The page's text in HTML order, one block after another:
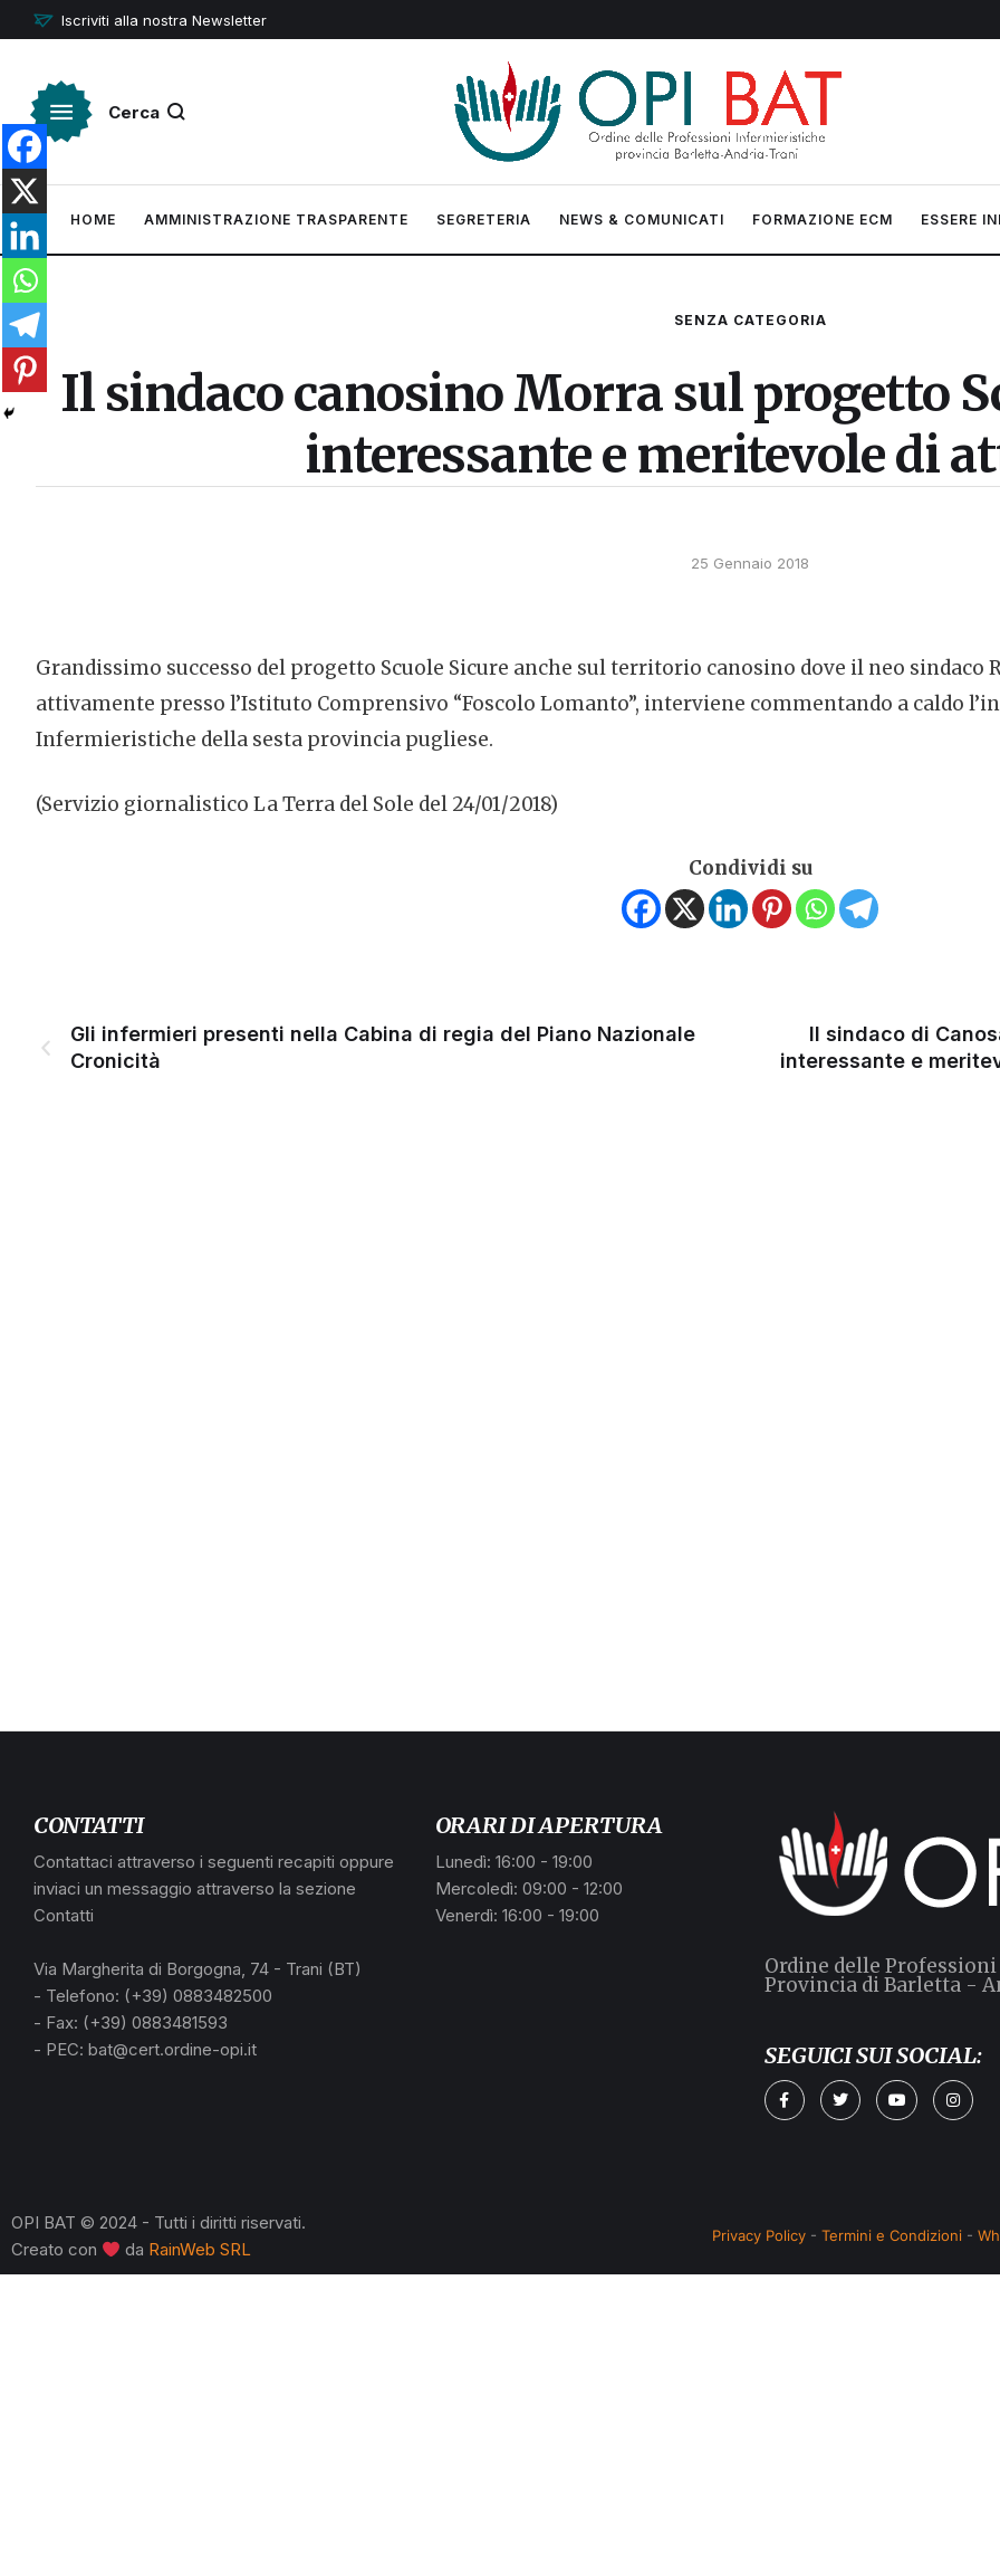
Iscriviti alla nostra Newsletter
Cerca
HOME AMMINISTRAZIONE TRASPARENTE SEGRETERIA NEWS & COMUNICATI FORMAZIONE ECM ESSERE
SENZA CATEGORIA
Il sindaco canosino Morra sul progetto
interessante e meritevole di
25 Gennaio 2018
Grandissimo successo del progetto Scuole Sicure anche sul territorio canosino dove il neo sindaco
attivamente presso l’Istituto Comprensivo “Foscolo Lomanto”, interviene commentando a caldo
Infermieristiche della sesta provincia pugliese.
(Servizio giornalistico La Terra del Sole del 24/01/2018)
Condividi su
Gli infermieri presenti nella Cabina di regia del Piano Nazionale
Cronicità
Il sindaco di
interessante e
CONTATTI
Contattaci attraverso i seguenti recapiti oppure
inviaci un messaggio attraverso la sezione
Contatti
Via Margherita di Borgogna, 74 - Trani (BT)
- Telefono: (+39) 0883482500
- Fax: (+39) 0883481593
- PEC: bat@cert.ordine-opi.it
ORARI DI APERTURA
Lunedì: 16:00 - 19:00
Mercoledì: 09:00 - 12:00
Venerdì: 16:00 - 19:00
Ordine delle
Provincia di Barletta -
SEGUICI SUI SOCIAL:
OPI BAT © 2024 - Tutti i diritti riservati.
Creato con
da RainWeb SRL
Privacy Policy - Termini e Condizioni -